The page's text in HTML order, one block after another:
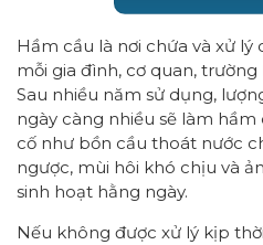
Hầm cầu là nơi chứa và xử lý
mỗi gia đình, cơ quan, trường
Sau nhiều năm sử dụng,
ngày càng nhiều sẽ làm hầm
cố như bồn cầu thoát nước
ngược, mùi hôi khó chịu và
sinh hoạt hằng ngày.
Nếu không được xử lý kịp